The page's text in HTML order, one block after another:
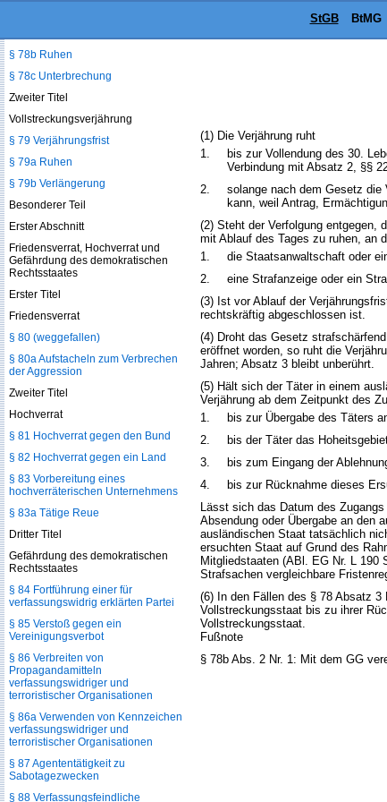
StGB BtMG
(1) Die Verjährung ruht
1.
bis zur Vollendung des 30.
Verbindung mit Absatz 2, §§
2.
solange nach dem Gesetz die
kann, weil Antrag,
(2) Steht der Verfolgung entgegen,
mit Ablauf des Tages zu ruhen, an
1.
die Staatsanwaltschaft oder
2.
eine Strafanzeige oder ein
(3) Ist vor Ablauf der
rechtskräftig abgeschlossen ist.
(4) Droht das Gesetz
eröffnet worden, so ruht die
Jahren; Absatz 3 bleibt unberührt.
(5) Hält sich der Täter in einem
Verjährung ab dem Zeitpunkt des
1.
bis zur Übergabe des Täters
2.
bis der Täter das
3.
bis zum Eingang der
4.
bis zur Rücknahme dieses
Lässt sich das Datum des
Absendung oder Übergabe an den
ausländischen Staat tatsächlich
ersuchten Staat auf Grund des
Mitgliedstaaten (ABl. EG Nr. L 190
Strafsachen vergleichbare
(6) In den Fällen des § 78 Absatz 3
Vollstreckungsstaat bis zu ihrer
Vollstreckungsstaat.
Fußnote
§ 78b Abs. 2 Nr. 1: Mit dem GG
§ 78b Ruhen
§ 78c Unterbrechung
Zweiter Titel
Vollstreckungsverjährung
§ 79 Verjährungsfrist
§ 79a Ruhen
§ 79b Verlängerung
Besonderer Teil
Erster Abschnitt
Friedensverrat, Hochverrat und
Gefährdung des demokratischen
Rechtsstaates
Erster Titel
Friedensverrat
§ 80 (weggefallen)
§ 80a Aufstacheln zum Verbrechen
der Aggression
Zweiter Titel
Hochverrat
§ 81 Hochverrat gegen den Bund
§ 82 Hochverrat gegen ein Land
§ 83 Vorbereitung eines
hochverräterischen Unternehmens
§ 83a Tätige Reue
Dritter Titel
Gefährdung des demokratischen
Rechtsstaates
§ 84 Fortführung einer für
verfassungswidrig erklärten Partei
§ 85 Verstoß gegen ein
Vereinigungsverbot
§ 86 Verbreiten von
Propagandamitteln
verfassungswidriger und
terroristischer Organisationen
§ 86a Verwenden von Kennzeichen
verfassungswidriger und
terroristischer Organisationen
§ 87 Agententätigkeit zu
Sabotagezwecken
§ 88 Verfassungsfeindliche